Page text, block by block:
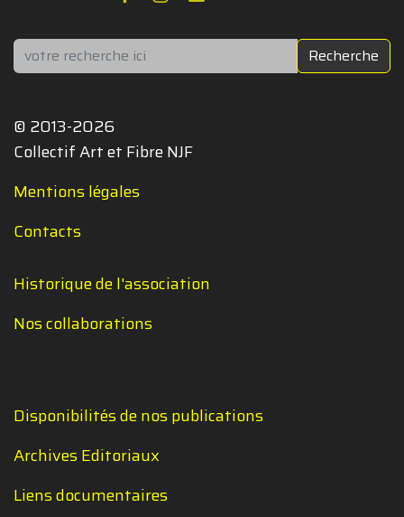
Rechercher Recherche
© 2013-2026
Collectif Art et Fibre NJF
Mentions légales
Contacts
Historique de l'association
Nos collaborations
Disponibilités de nos publications
Archives Editoriaux
Liens documentaires